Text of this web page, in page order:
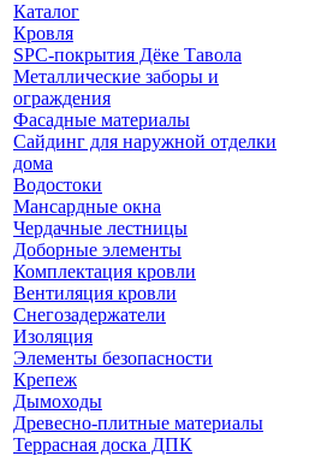
Каталог
Кровля
SPC-покрытия Дёке Тавола
Металлические заборы и
ограждения
Фасадные материалы
Сайдинг для наружной отделки
дома
Водостоки
Мансардные окна
Чердачные лестницы
Доборные элементы
Комплектация кровли
Вентиляция кровли
Снегозадержатели
Изоляция
Элементы безопасности
Крепеж
Дымоходы
Древесно-плитные материалы
Террасная доска ДПК